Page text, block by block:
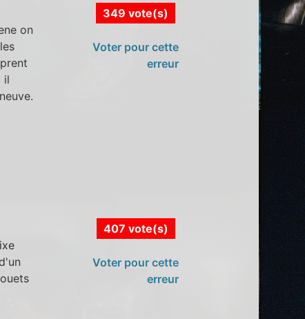
on
il
349 vote(s)
Voter pour cette
erreur
407 vote(s)
Voter pour cette
erreur